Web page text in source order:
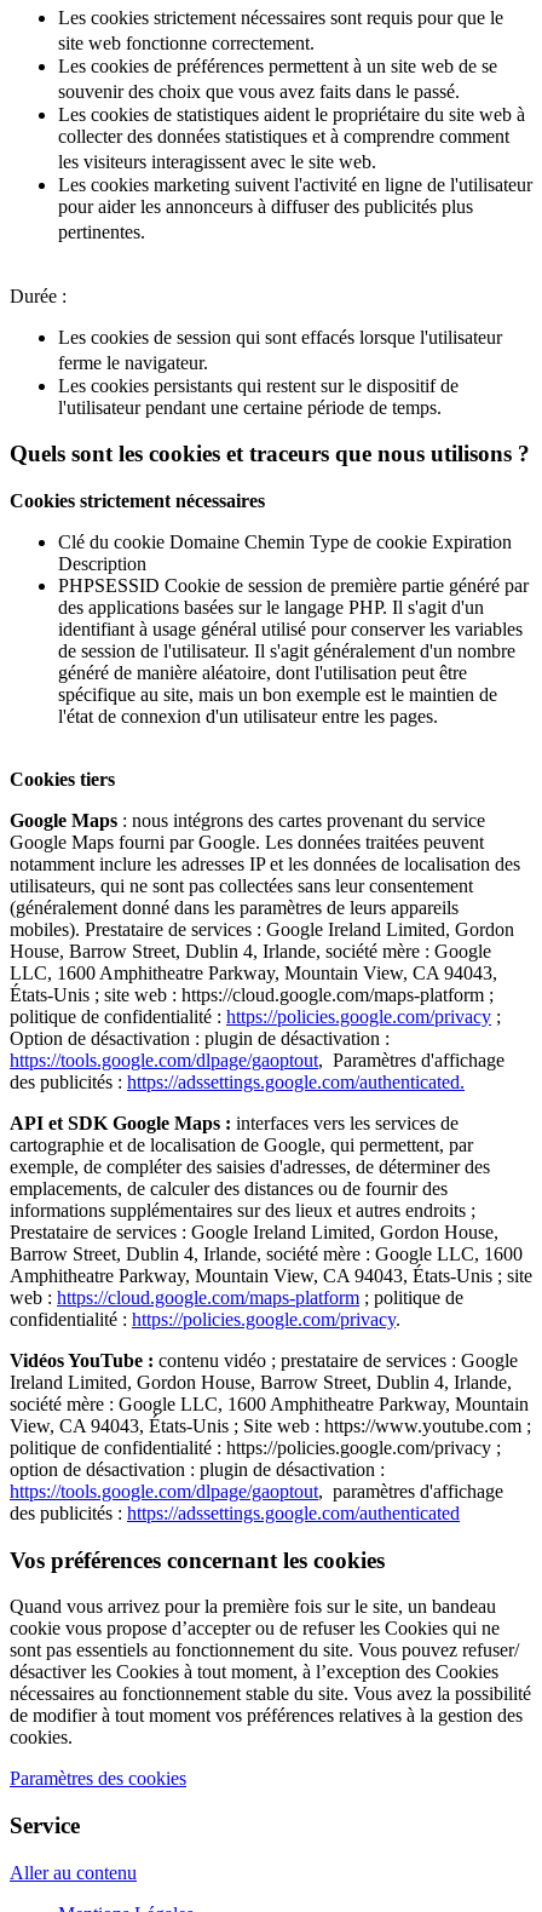
Les cookies strictement nécessaires sont requis pour que le
site web fonctionne correctement.
Les cookies de préférences permettent à un site web de se
souvenir des choix que vous avez faits dans le passé.
Les cookies de statistiques aident le propriétaire du site web à
collecter des données statistiques et à comprendre comment
les visiteurs interagissent avec le site web.
Les cookies marketing suivent l'activité en ligne de l'utilisateur
pour aider les annonceurs à diffuser des publicités plus
pertinentes.
Durée :
Les cookies de session qui sont effacés lorsque l'utilisateur
ferme le navigateur.
Les cookies persistants qui restent sur le dispositif de
l'utilisateur pendant une certaine période de temps.
Quels sont les cookies et traceurs que nous utilisons ?
Cookies strictement nécessaires
Clé du cookie Domaine Chemin Type de cookie Expiration
Description
PHPSESSID Cookie de session de première partie généré par
des applications basées sur le langage PHP. Il s'agit d'un
identifiant à usage général utilisé pour conserver les variables
de session de l'utilisateur. Il s'agit généralement d'un nombre
généré de manière aléatoire, dont l'utilisation peut être
spécifique au site, mais un bon exemple est le maintien de
l'état de connexion d'un utilisateur entre les pages.
Cookies tiers
Google Maps : nous intégrons des cartes provenant du service
Google Maps fourni par Google. Les données traitées peuvent
notamment inclure les adresses IP et les données de localisation des
utilisateurs, qui ne sont pas collectées sans leur consentement
(généralement donné dans les paramètres de leurs appareils
mobiles). Prestataire de services : Google Ireland Limited, Gordon
House, Barrow Street, Dublin 4, Irlande, société mère : Google
LLC, 1600 Amphitheatre Parkway, Mountain View, CA 94043,
États-Unis ; site web : https://cloud.google.com/maps-platform ;
politique de confidentialité : https://policies.google.com/privacy ;
Option de désactivation : plugin de désactivation :
https://tools.google.com/dlpage/gaoptout, Paramètres d'affichage
des publicités : https://adssettings.google.com/authenticated.
API et SDK Google Maps : interfaces vers les services de
cartographie et de localisation de Google, qui permettent, par
exemple, de compléter des saisies d'adresses, de déterminer des
emplacements, de calculer des distances ou de fournir des
informations supplémentaires sur des lieux et autres endroits ;
Prestataire de services : Google Ireland Limited, Gordon House,
Barrow Street, Dublin 4, Irlande, société mère : Google LLC, 1600
Amphitheatre Parkway, Mountain View, CA 94043, États-Unis ; site
web : https://cloud.google.com/maps-platform ; politique de
confidentialité : https://policies.google.com/privacy.
Vidéos YouTube : contenu vidéo ; prestataire de services : Google
Ireland Limited, Gordon House, Barrow Street, Dublin 4, Irlande,
société mère : Google LLC, 1600 Amphitheatre Parkway, Mountain
View, CA 94043, États-Unis ; Site web : https://www.youtube.com ;
politique de confidentialité : https://policies.google.com/privacy ;
option de désactivation : plugin de désactivation :
https://tools.google.com/dlpage/gaoptout, paramètres d'affichage
des publicités : https://adssettings.google.com/authenticated
Vos préférences concernant les cookies
Quand vous arrivez pour la première fois sur le site, un bandeau
cookie vous propose d’accepter ou de refuser les Cookies qui ne
sont pas essentiels au fonctionnement du site. Vous pouvez refuser/
désactiver les Cookies à tout moment, à l’exception des Cookies
nécessaires au fonctionnement stable du site. Vous avez la possibilité
de modifier à tout moment vos préférences relatives à la gestion des
cookies.
Paramètres des cookies
Service
Aller au contenu